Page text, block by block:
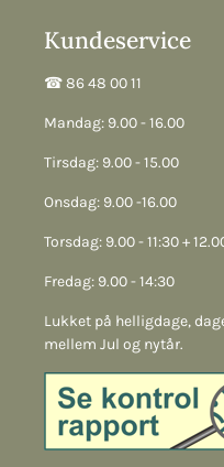
Kundeservice
☎︎ 86 48 00 11
Mandag: 9.00 - 16.00
Tirsdag: 9.00 - 15.00
Onsdag: 9.00 -16.00
Torsdag: 9.00 - 11:30 +
Fredag: 9.00 - 14:30
Lukket på helligdage,
mellem Jul og nytår.